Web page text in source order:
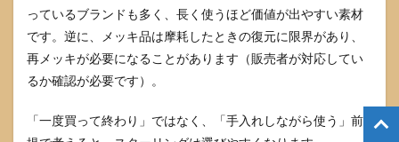
っているブランドも多く、長く使うほど価値が出やすい素材
です。逆に、メッキ品は摩耗したときの復元に限界があり、
再メッキが必要になることがあります（販売者が対応してい
るか確認が必要です）。
「一度買って終わり」ではなく、「手入れしながら使う」前